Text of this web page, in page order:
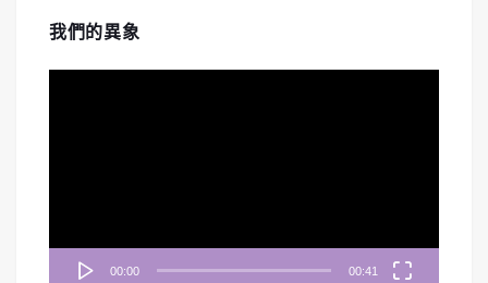
我們的異象
00:00 00:41